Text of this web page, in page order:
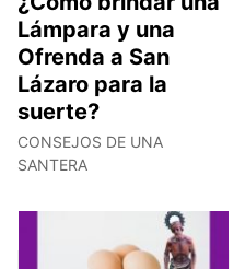
Lámpara y una
Ofrenda a San
Lázaro para la
suerte?
CONSEJOS DE UNA
SANTERA